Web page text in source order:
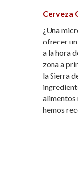
Cerveza
¿Una
ofrecer
a la hora
zona a
la Sierra
alimentos
hemos